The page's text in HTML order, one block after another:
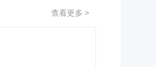
查看更多 >